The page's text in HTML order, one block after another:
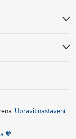
Upravit nastavení
🧡